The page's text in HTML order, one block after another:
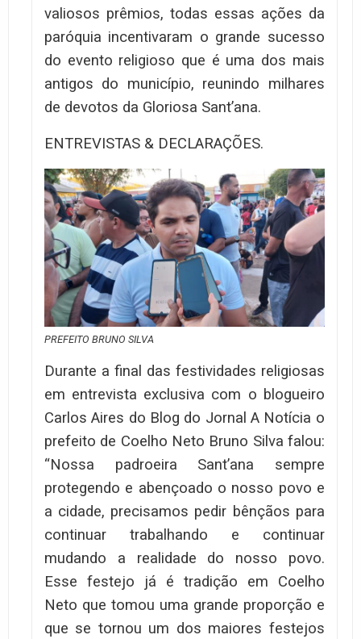
valiosos prêmios, todas essas ações da
paróquia incentivaram o grande sucesso
do evento religioso que é uma dos mais
antigos do município, reunindo milhares
de devotos da Gloriosa Sant’ana.
ENTREVISTAS & DECLARAÇÕES.
PREFEITO BRUNO SILVA
Durante a final das festividades religiosas
em entrevista exclusiva com o blogueiro
Carlos Aires do Blog do Jornal A Notícia o
prefeito de Coelho Neto Bruno Silva falou:
“Nossa padroeira Sant’ana sempre
protegendo e abençoado o nosso povo e
a cidade, precisamos pedir bênçãos para
continuar trabalhando e continuar
mudando a realidade do nosso povo.
Esse festejo já é tradição em Coelho
Neto que tomou uma grande proporção e
que se tornou um dos maiores festejos